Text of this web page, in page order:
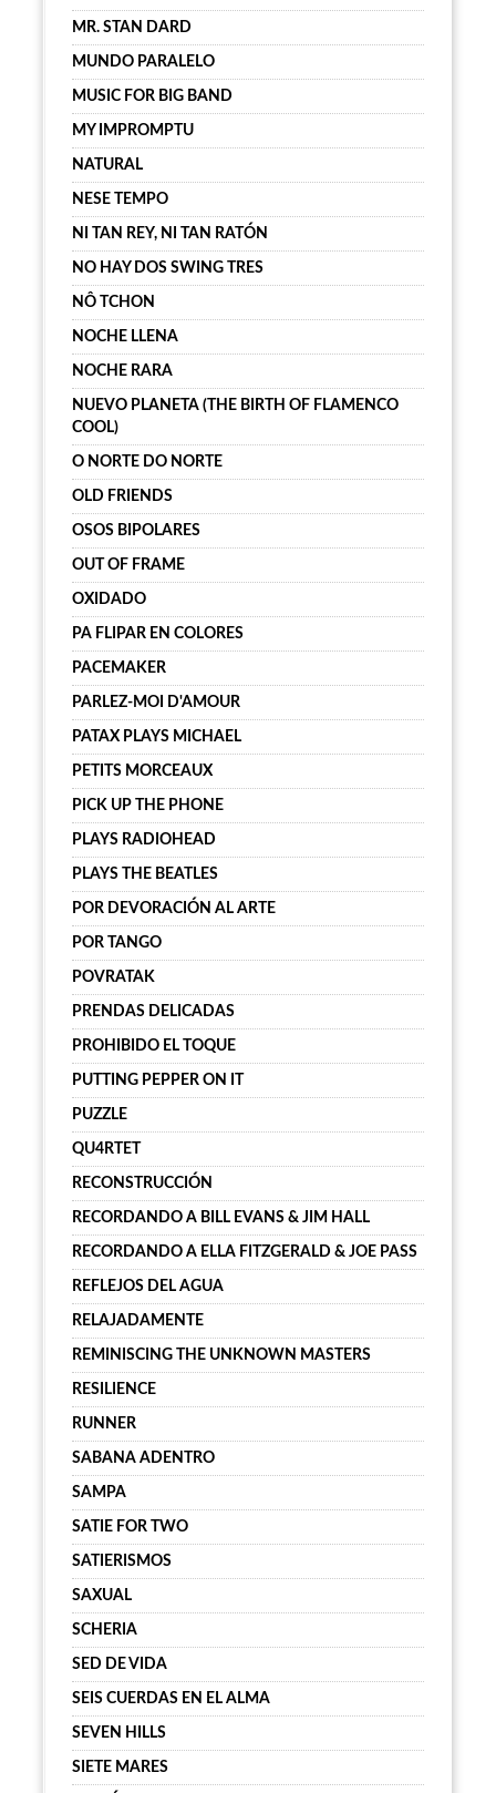
MR. STAN DARD
MUNDO PARALELO
MUSIC FOR BIG BAND
MY IMPROMPTU
NATURAL
NESE TEMPO
NI TAN REY, NI TAN RATÓN
NO HAY DOS SWING TRES
NÔ TCHON
NOCHE LLENA
NOCHE RARA
NUEVO PLANETA (THE BIRTH OF FLAMENCO
COOL)
O NORTE DO NORTE
OLD FRIENDS
OSOS BIPOLARES
OUT OF FRAME
OXIDADO
PA FLIPAR EN COLORES
PACEMAKER
PARLEZ-MOI D'AMOUR
PATAX PLAYS MICHAEL
PETITS MORCEAUX
PICK UP THE PHONE
PLAYS RADIOHEAD
PLAYS THE BEATLES
POR DEVORACIÓN AL ARTE
POR TANGO
POVRATAK
PRENDAS DELICADAS
PROHIBIDO EL TOQUE
PUTTING PEPPER ON IT
PUZZLE
QU4RTET
RECONSTRUCCIÓN
RECORDANDO A BILL EVANS & JIM HALL
RECORDANDO A ELLA FITZGERALD & JOE PASS
REFLEJOS DEL AGUA
RELAJADAMENTE
REMINISCING THE UNKNOWN MASTERS
RESILIENCE
RUNNER
SABANA ADENTRO
SAMPA
SATIE FOR TWO
SATIERISMOS
SAXUAL
SCHERIA
SED DE VIDA
SEIS CUERDAS EN EL ALMA
SEVEN HILLS
SIETE MARES